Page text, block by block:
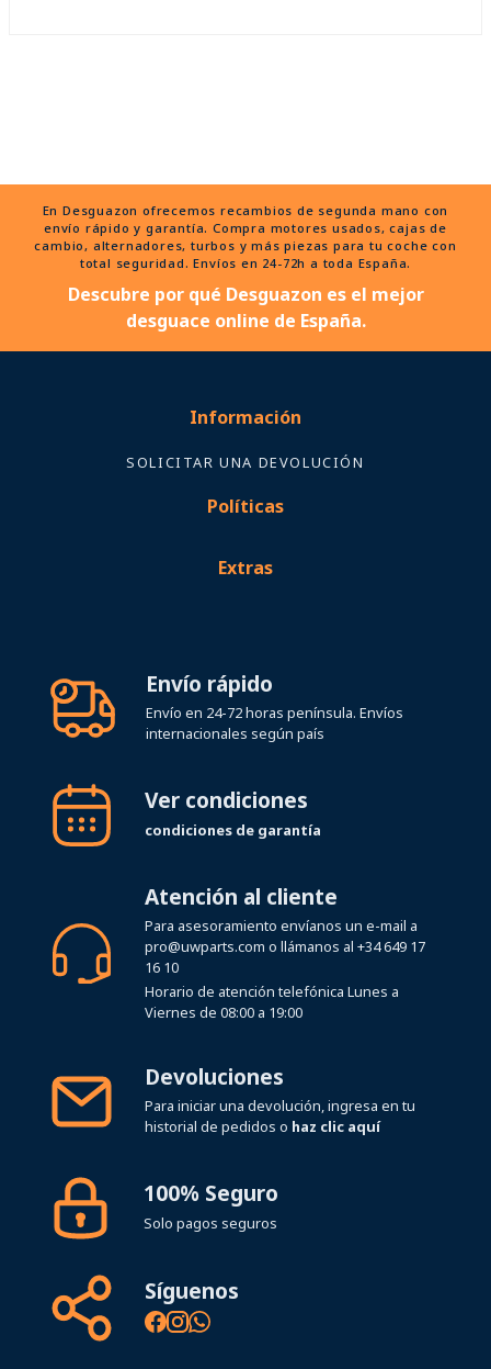
En Desguazon ofrecemos recambios de segunda mano con
envío rápido y garantía. Compra motores usados, cajas de
cambio, alternadores, turbos y más piezas para tu coche con
total seguridad. Envíos en 24-72h a toda España.
Descubre por qué Desguazon es el mejor
desguace online de España.
Información
SOLICITAR UNA DEVOLUCIÓN
Políticas
Extras
Envío rápido
Envío en 24-72 horas península. Envíos
internacionales según país
Ver condiciones
condiciones de garantía
Atención al cliente
Para asesoramiento envíanos un e-mail a
pro@uwparts.com o llámanos al +34 649 17
16 10
Horario de atención telefónica Lunes a
Viernes de 08:00 a 19:00
Devoluciones
Para iniciar una devolución, ingresa en tu
historial de pedidos o haz clic aquí
100% Seguro
Solo pagos seguros
Síguenos